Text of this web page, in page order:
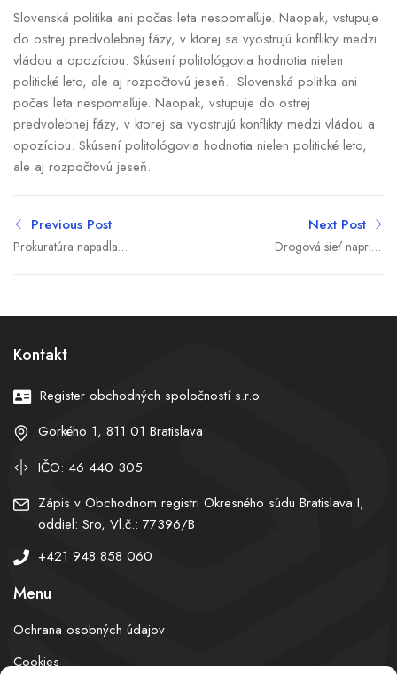
Slovenská politika ani počas leta nespomaľuje. Naopak, vstupuje
do ostrej predvolebnej fázy, v ktorej sa vyostrujú konflikty medzi
vládou a opozíciou. Skúsení politológovia hodnotia nielen
politické leto, ale aj rozpočtovú jeseň. Slovenská politika ani
počas leta nespomaľuje. Naopak, vstupuje do ostrej
predvolebnej fázy, v ktorej sa vyostrujú konflikty medzi vládou a
opozíciou. Skúsení politológovia hodnotia nielen politické leto,
ale aj rozpočtovú jeseň.
Previous Post
Prokuratúra napadla
Next Post
Drogová sieť naprieč
Kontakt
Register obchodných spoločností s.r.o.
Gorkého 1, 811 01 Bratislava
IČO: 46 440 305
Zápis v Obchodnom registri Okresného súdu Bratislava I,
oddiel: Sro, Vl.č.: 77396/B
+421 948 858 060
Menu
Ochrana osobných údajov
Cookies